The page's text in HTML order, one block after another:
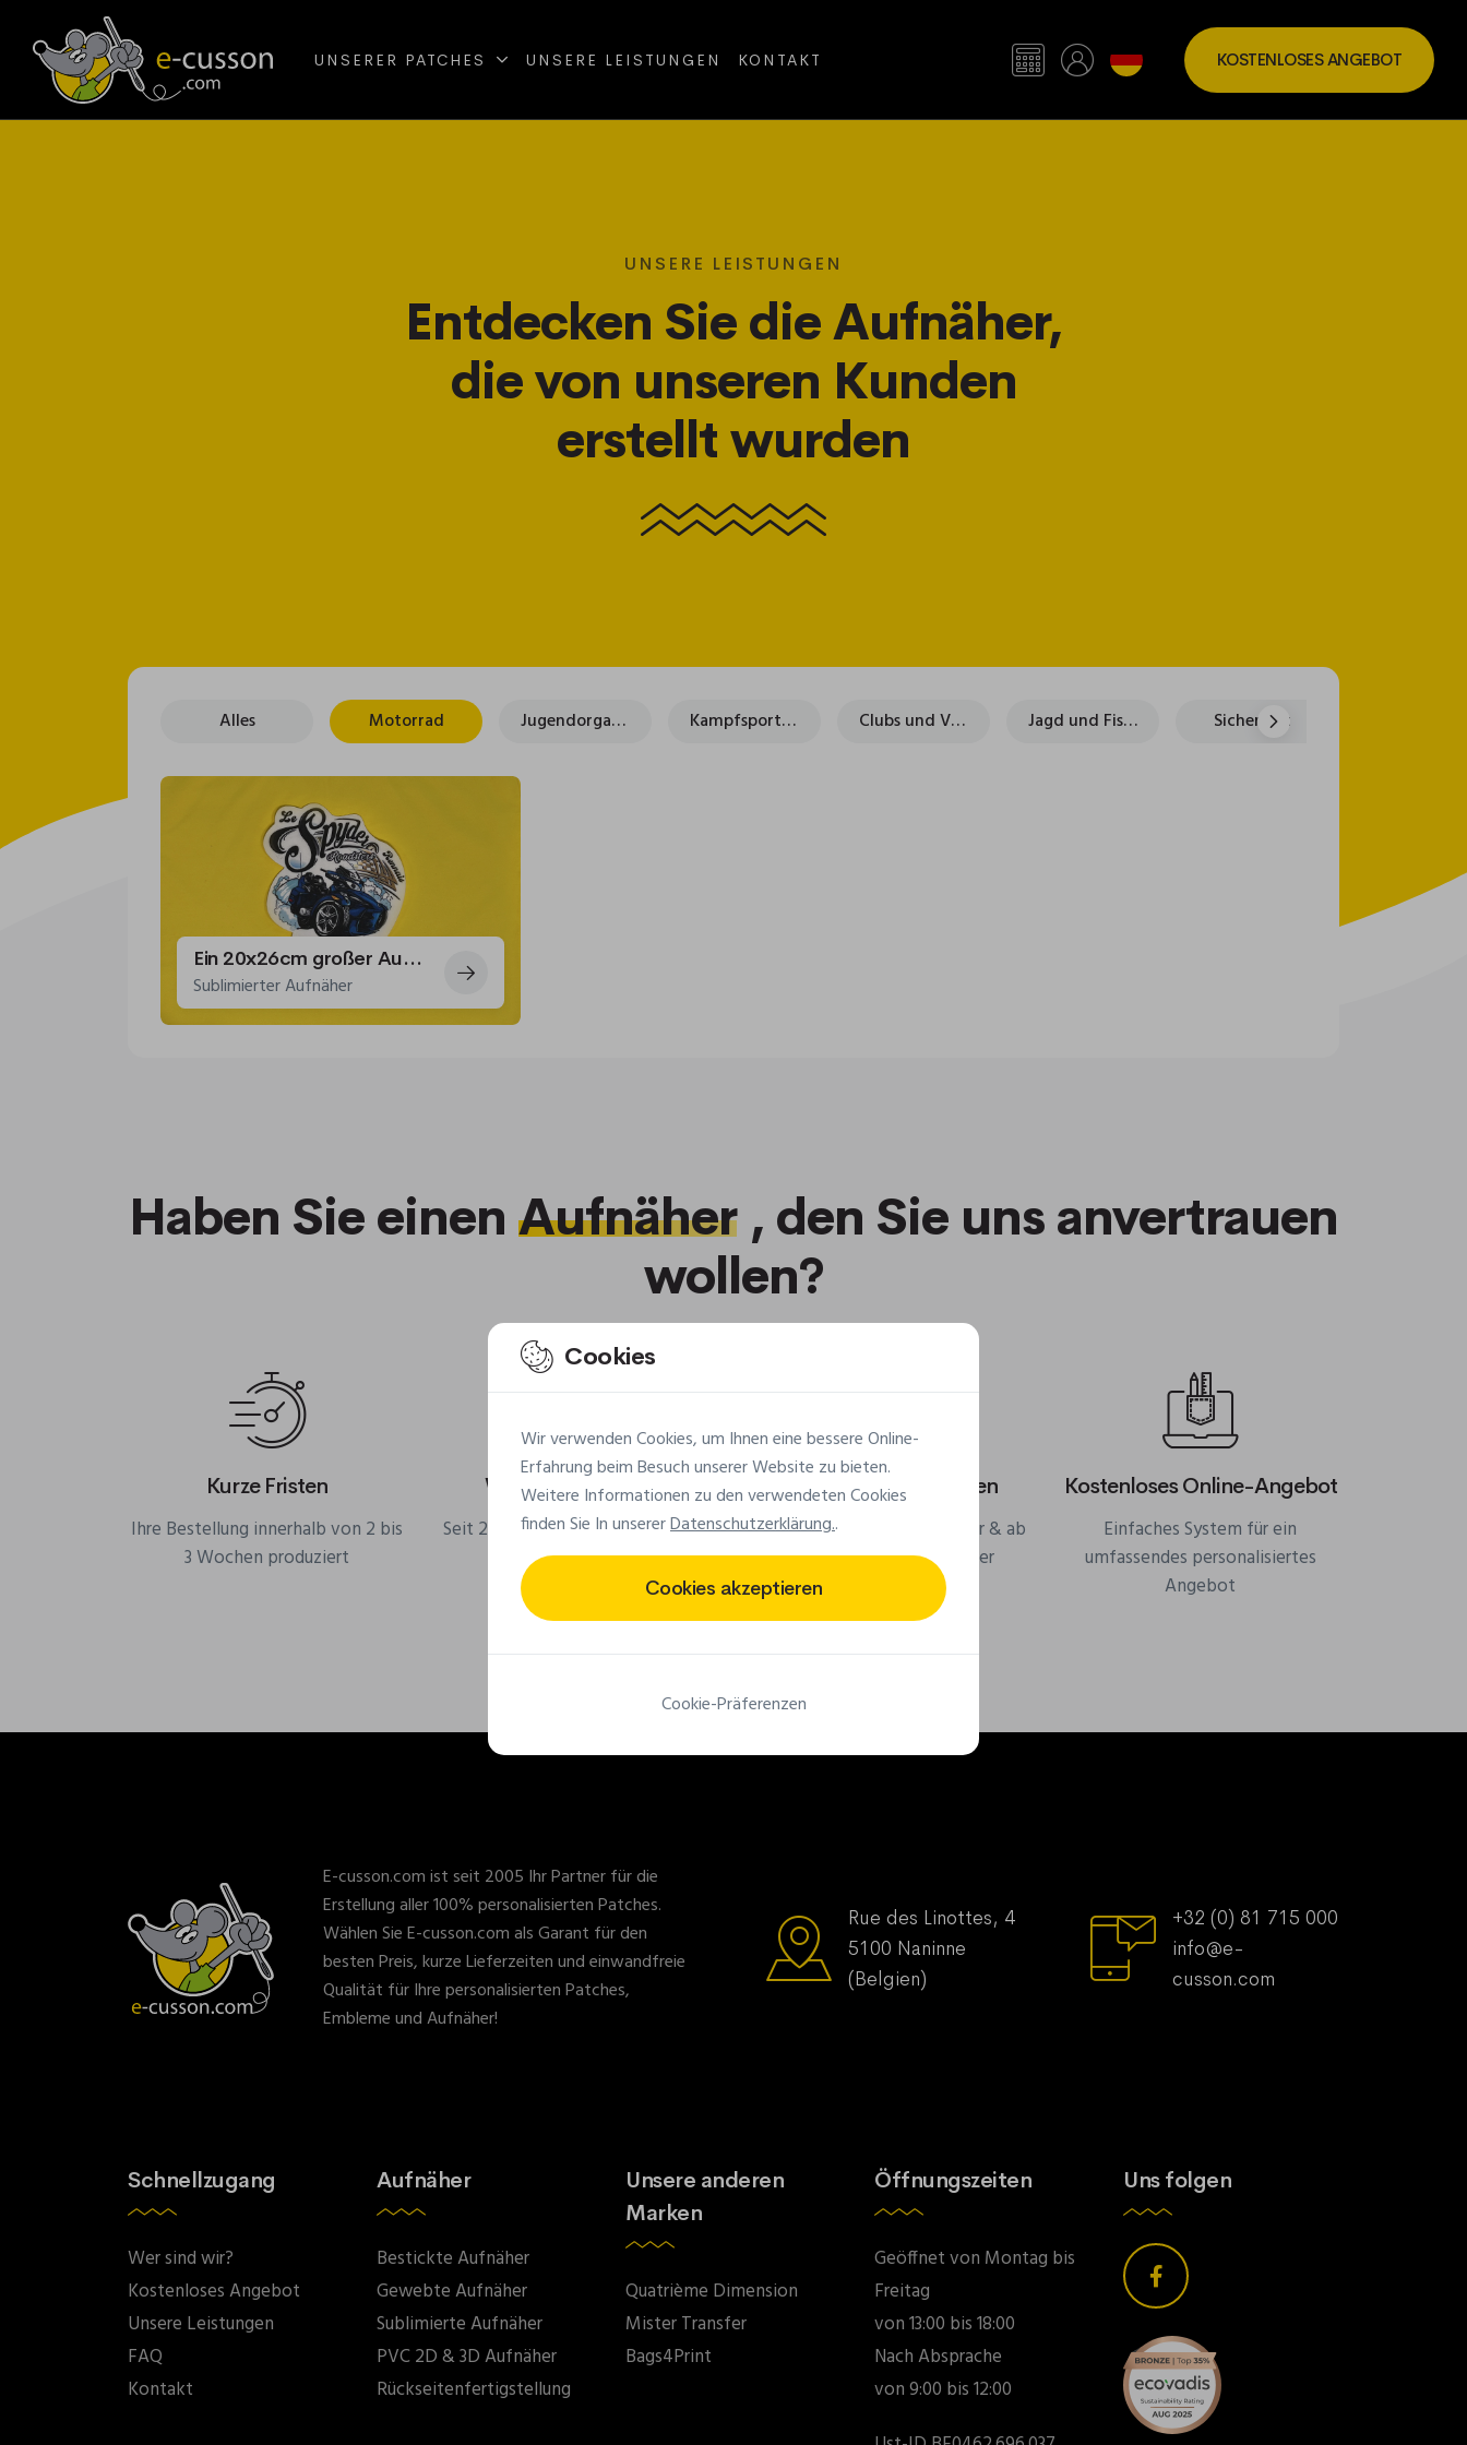
UNSERER PATCHES UNSERE LEISTUNGEN KONTAKT KOSTENLOSES ANGEBOT
UNSERE LEISTUNGEN
Entdecken Sie die Aufnäher,
die von unseren Kunden
erstellt wurden
Alles Motorrad Jugendorganisationen Kampfsportarten Clubs und Vereine Jagd und Fischen Sicherheit
Ein 20x26cm großer Aufnäher für die Spyder Raodsters Rennais Biker
Sublimierter Aufnäher
Haben Sie einen Aufnäher, den Sie uns anvertrauen
wollen?
Kurze Fristen
Ihre Bestellung innerhalb von 2 bis
3 Wochen produziert
Weltweite Lieferung
Seit 2005 liefern wir Ihre Aufnäher
weltweit
Kleine Mindestmengen
Ab 25 Stück für Stoffaufnäher & ab
50 Stück für PVC-Aufnäher
Kostenloses Online-Angebot
Einfaches System für ein
umfassendes personalisiertes
Angebot
E-cusson.com ist seit 2005 Ihr Partner für die
Erstellung aller 100% personalisierten Patches.
Wählen Sie E-cusson.com als Garant für den
besten Preis, kurze Lieferzeiten und einwandfreie
Qualität für Ihre personalisierten Patches,
Embleme und Aufnäher!
Rue des Linottes, 4
5100 Naninne
(Belgien)
+32 (0) 81 715 000
info@e-
cusson.com
Schnellzugang
Wer sind wir?
Kostenloses Angebot
Unsere Leistungen
FAQ
Kontakt
Aufnäher
Bestickte Aufnäher
Gewebte Aufnäher
Sublimierte Aufnäher
PVC 2D & 3D Aufnäher
Rückseitenfertigstellung
Unsere anderen
Marken
Quatrième Dimension
Mister Transfer
Bags4Print
Öffnungszeiten
Geöffnet von Montag bis
Freitag
von 13:00 bis 18:00
Nach Absprache
von 9:00 bis 12:00
Uns folgen
Cookies
Wir verwenden Cookies, um Ihnen eine bessere Online-
Erfahrung beim Besuch unserer Website zu bieten.
Weitere Informationen zu den verwendeten Cookies
finden Sie In unsererDatenschutzerklärung..
Cookies akzeptieren
Cookie-Präferenzen